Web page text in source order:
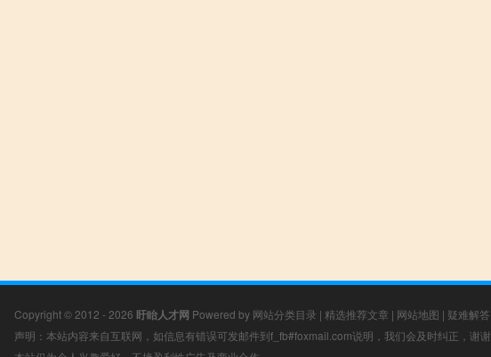
Copyright © 2012 - 2026 盱眙人才网 Powered by 网站分类目录 | 精选推荐文章 | 网站地图 | 疑难解答
声明：本站内容来自互联网，如信息有错误可发邮件到f_fb#foxmail.com说明，我们会及时纠正，谢谢